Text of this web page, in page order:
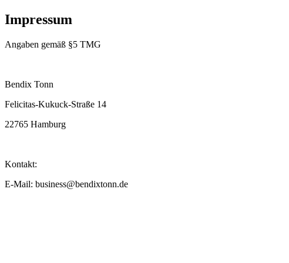
Impressum
Angaben gemäß §5 TMG
Bendix Tonn
Felicitas-Kukuck-Straße 14
22765 Hamburg
Kontakt:
E-Mail: business@bendixtonn.de